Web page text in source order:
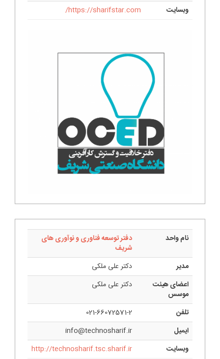
وبسایت
https://sharifstar.com/
نام واحد
دفتر توسعه فناوری و نوآوری های
شریف
مدیر
دکتر علی ملکی
اعضای هیئت
موسس
دکتر علی ملکی
تلفن
021-66072571-2
ایمیل
info@technosharif.ir
وبسایت
http://technosharif.tsc.sharif.ir